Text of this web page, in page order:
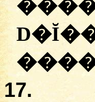
�
�
17.